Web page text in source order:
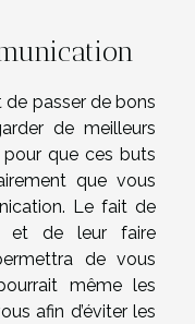
de passer de bons
de meilleurs
que ces buts
que vous
Le fait de
et de leur faire
de vous
même les
afin d’éviter les